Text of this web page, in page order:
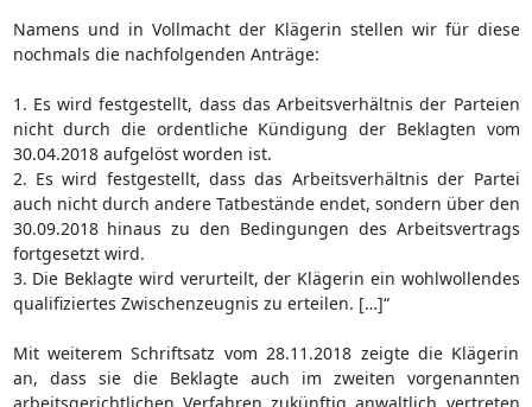
Namens und in Vollmacht der Klägerin stellen wir für diese
nochmals die nachfolgenden Anträge:
1. Es wird festgestellt, dass das Arbeitsverhältnis der Parteien
nicht durch die ordentliche Kündigung der Beklagten vom
30.04.2018 aufgelöst worden ist.
2. Es wird festgestellt, dass das Arbeitsverhältnis der Partei
auch nicht durch andere Tatbestände endet, sondern über den
30.09.2018 hinaus zu den Bedingungen des Arbeitsvertrags
fortgesetzt wird.
3. Die Beklagte wird verurteilt, der Klägerin ein wohlwollendes
qualifiziertes Zwischenzeugnis zu erteilen. […]“
Mit weiterem Schriftsatz vom 28.11.2018 zeigte die Klägerin
an, dass sie die Beklagte auch im zweiten vorgenannten
arbeitsgerichtlichen Verfahren zukünftig anwaltlich vertreten